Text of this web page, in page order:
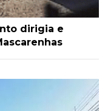
dirigia e